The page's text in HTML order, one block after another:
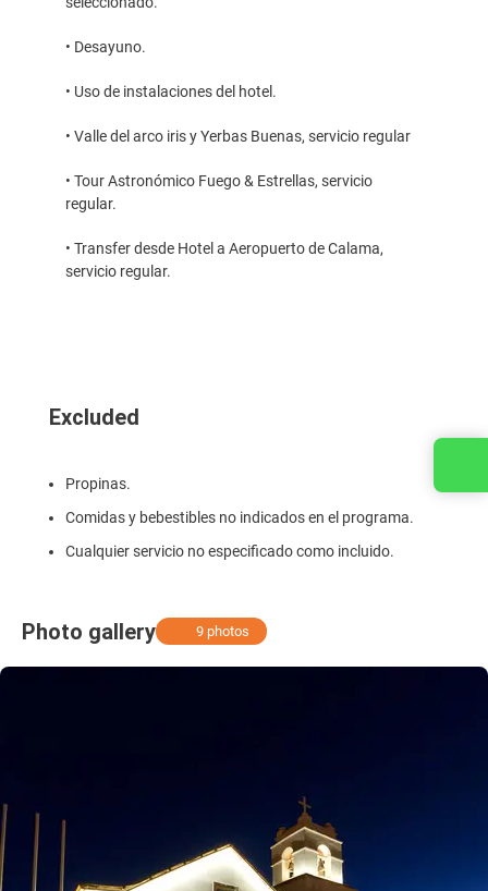
• Desayuno.
• Uso de instalaciones del hotel.
• Valle del arco iris y Yerbas Buenas, servicio regular
• Tour Astronómico Fuego & Estrellas, servicio
regular.
• Transfer desde Hotel a Aeropuerto de Calama,
servicio regular.
Excluded
Propinas.
Comidas y bebestibles no indicados en el programa.
Cualquier servicio no especificado como incluido.
Photo gallery 9 photos